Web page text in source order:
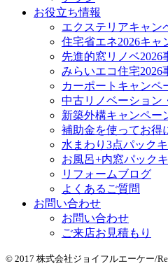
お役立ち情報
エクステリアキャン
住宅省エネ2026キャ
先進的窓リノベ2026
みらいエコ住宅2026
カーポートキャンペ
中古リノベーション
新築外構キャンペー
補助金を使ってお得
水まわり3点パック
お風呂+内窓パック
リフォームブログ
よくあるご質問
お問い合わせ
お問い合わせ
ご来店お見積もり
© 2017 株式会社ジョイフルエーケー/